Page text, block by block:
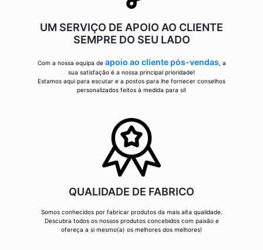
UM SERVIÇO DE APOIO AO CLIENTE
SEMPRE DO SEU LADO
Com a nossa equipa de apoio ao cliente pós-vendas , a
sua satisfação é a nossa principal prioridade!
Estamos aqui para escutar e a postos para lhe fornecer conselhos
personalizados feitos à medida para si!
QUALIDADE DE FABRICO
Somos conhecidos por fabricar produtos da mais alta qualidade.
Descubra todos os nossos produtos concebidos com paixão e
ofereça a si mesmo(a) os melhores dos melhores!